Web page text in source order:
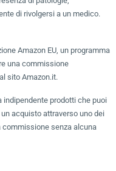
di rivolgersi a un medico.
Amazon EU, un programma
una commissione
sito Amazon.it.
prodotti che puoi
acquisto attraverso uno dei
commissione senza alcuna